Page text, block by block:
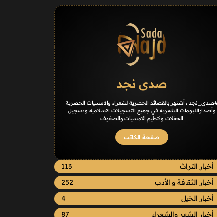
صدى نجد
#صدى_نجد ، أشتهر بالقصائد الحصرية لشعراء والامسيات الحصرية
وأصداراللبومات الشعرية في جميع التسجيلات الاسلامية وتسجيل
الحفلات ونتظيم الامسيات والصفوف
صفحة الكاتب
أخبار التراث
113
أخبار الثقافة و الأدب
252
أخبار الخيل
4
أخبار الشعر والشعراء
87